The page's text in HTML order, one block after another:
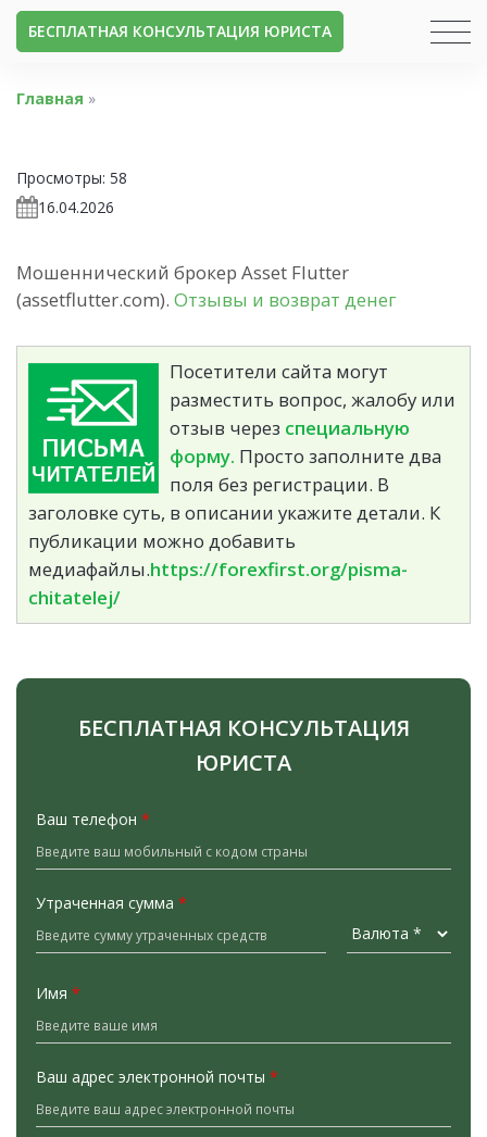
БЕСПЛАТНАЯ КОНСУЛЬТАЦИЯ ЮРИСТА
Главная »
Просмотры: 58
16.04.2026
Мошеннический брокер Asset Flutter
(assetflutter.com). Отзывы и возврат денег
Посетители сайта могут
разместить вопрос, жалобу или
отзыв через специальную
форму. Просто заполните два
поля без регистрации. В
заголовке суть, в описании укажите детали. К
публикации можно добавить
медиафайлы.https://forexfirst.org/pisma-
chitatelej/
БЕСПЛАТНАЯ КОНСУЛЬТАЦИЯ
ЮРИСТА
Ваш телефон *
Утраченная сумма *
Имя *
Ваш адрес электронной почты *